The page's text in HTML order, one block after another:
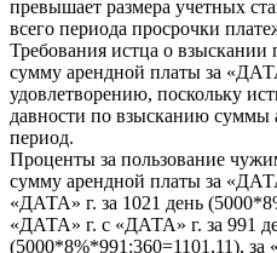
превышает размера учетных
всего периода просрочки
Требования истца о
сумму арендной платы за
удовлетворению, поскольку
давности по взысканию суммы
период.
Проценты за пользование
сумму арендной платы за
«ДАТА» г. за 1021 день
«ДАТА» г. с «ДАТА» г. за 991
(5000*8%*991:360=1101,11),